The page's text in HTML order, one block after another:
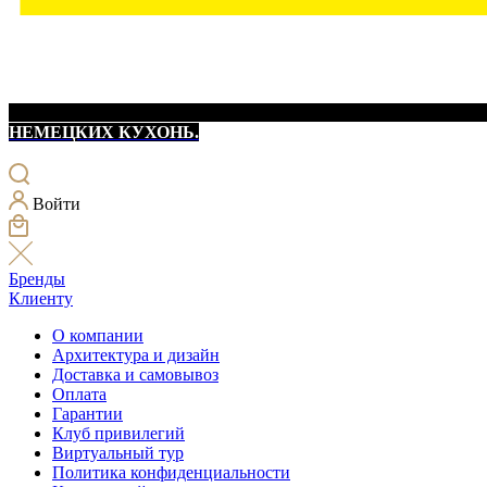
НЕМЕЦКИХ КУХОНЬ.
Войти
Бренды
Клиенту
О компании
Архитектура и дизайн
Доставка и самовывоз
Оплата
Гарантии
Клуб привилегий
Виртуальный тур
Политика конфиденциальности